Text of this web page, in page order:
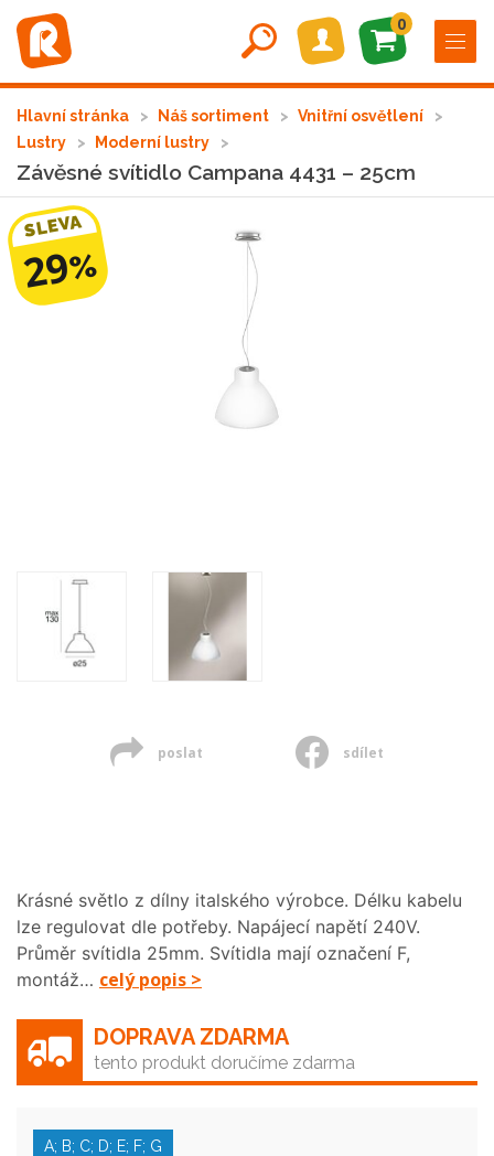
0
Hlavní stránka Náš sortiment
Vnitřní osvětlení
Lustry
Moderní lustry
Závěsné svítidlo Campana 4431 – 25cm
SLEVA
29%
poslat sdílet
Krásné světlo z dílny italského výrobce. Délku kabelu
lze regulovat dle potřeby. Napájecí napětí 240V.
Průměr svítidla 25mm. Svítidla mají označení F,
montáž… celý popis >
DOPRAVA ZDARMA
tento produkt doručíme zdarma
A; B; C; D; E; F; G